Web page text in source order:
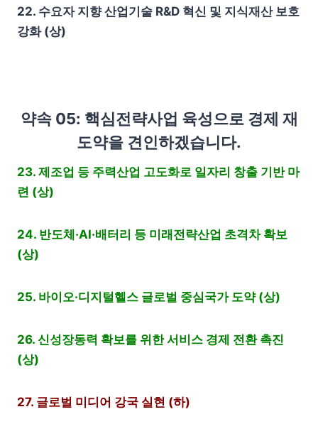
22. 수요자 지향 산업기술 R&D 혁신 및 지식재산 보호
강화 (상)
약속 05: 핵심전략사업 육성으로 경제 재
도약을 견인하겠습니다.
23. 제조업 등 주력산업 고도화로 일자리 창출 기반 마
련 (상)
24. 반도체·AI·배터리 등 미래전략산업 초격차 확보
(상)
25. 바이오·디지털헬스 글로벌 중심국가 도약 (상)
26. 신성장동력 확보를 위한 서비스 경제 전환 촉진
(상)
27. 글로벌 미디어 강국 실현 (하)